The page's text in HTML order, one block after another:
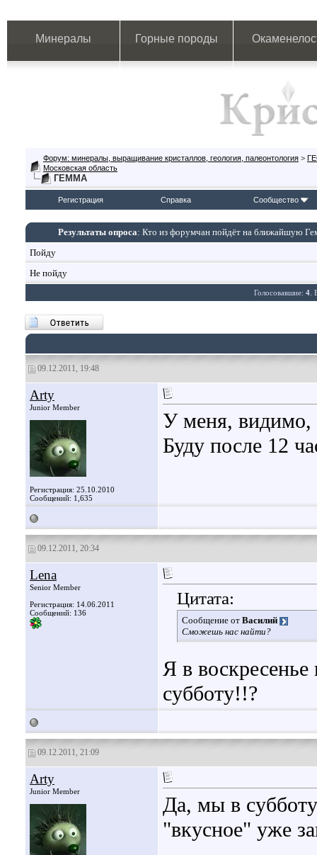
Минералы Горные породы
Форум: минералы, выращивание кристаллов, геология, палеонтология >
Московская область
ГЕММА
Регистрация Справка Сообщество
Результаты опроса: Кто из форумчан пойдёт на ближайшую
Пойду
Не пойду
Голосовавшие: 4
09.12.2011, 19:48
Arty
Junior Member
Регистрация: 25.10.2010
Сообщений: 1,635
У меня, видимо,
Буду после 12
09.12.2011, 20:34
Lena
Senior Member
Регистрация: 14.06.2011
Сообщений: 136
Цитата:
Сообщение от Василий
Сможешь нас найти?
Я в
субботу!!?
09.12.2011, 21:09
Arty
Junior Member
Да, мы в
"вкусное" уже